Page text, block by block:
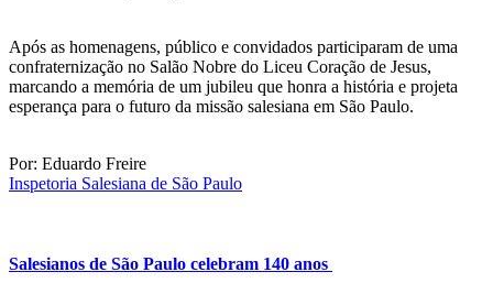
Após as homenagens, público e convidados participaram de uma
confraternização no Salão Nobre do Liceu Coração de Jesus,
marcando a memória de um jubileu que honra a história e projeta
esperança para o futuro da missão salesiana em São Paulo.
Por: Eduardo Freire
Inspetoria Salesiana de São Paulo
Salesianos de São Paulo celebram 140 anos